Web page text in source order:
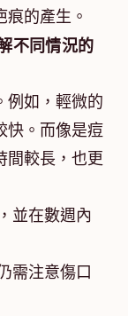
的產生。
不同情況的
例如，輕微的
快。而像是痘
間較長，也更
並在數週內
需注意傷口